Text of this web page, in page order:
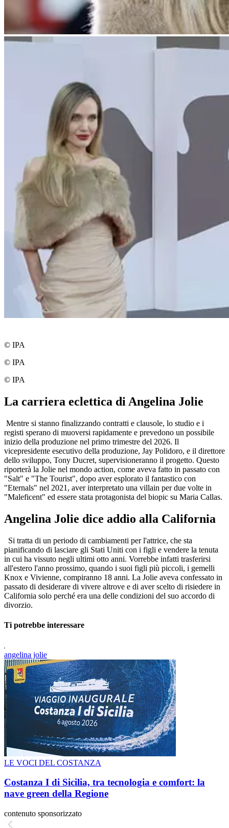
© IPA
© IPA
© IPA
La carriera eclettica di Angelina Jolie
Mentre si stanno finalizzando contratti e clausole, lo studio e i
registi sperano di muoversi rapidamente e prevedono un possibile
inizio della produzione nel primo trimestre del 2026. Il
vicepresidente esecutivo della produzione, Jay Polidoro, e il direttore
dello sviluppo, Tony Ducret, supervisioneranno il progetto. Questo
riporterà la Jolie nel mondo action, come aveva fatto in passato con
"Salt" e "The Tourist", dopo aver esplorato il fantastico con
"Eternals" nel 2021, aver interpretato una villain per due volte in
"Maleficent" ed essere stata protagonista del biopic su Maria Callas.
Angelina Jolie dice addio alla California
Si tratta di un periodo di cambiamenti per l'attrice, che sta
pianificando di lasciare gli Stati Uniti con i figli e vendere la tenuta
in cui ha vissuto negli ultimi otto anni. Vorrebbe infatti trasferirsi
all'estero l'anno prossimo, quando i suoi figli più piccoli, i gemelli
Knox e Vivienne, compiranno 18 anni. La Jolie aveva confessato in
passato di desiderare di vivere altrove e di aver scelto di risiedere in
California solo perché era una delle condizioni del suo accordo di
divorzio.
Ti potrebbe interessare
angelina jolie
LE VOCI DEL COSTANZA
Costanza I di Sicilia, tra tecnologia e comfort: la
nave green della Regione
contenuto sponsorizzato